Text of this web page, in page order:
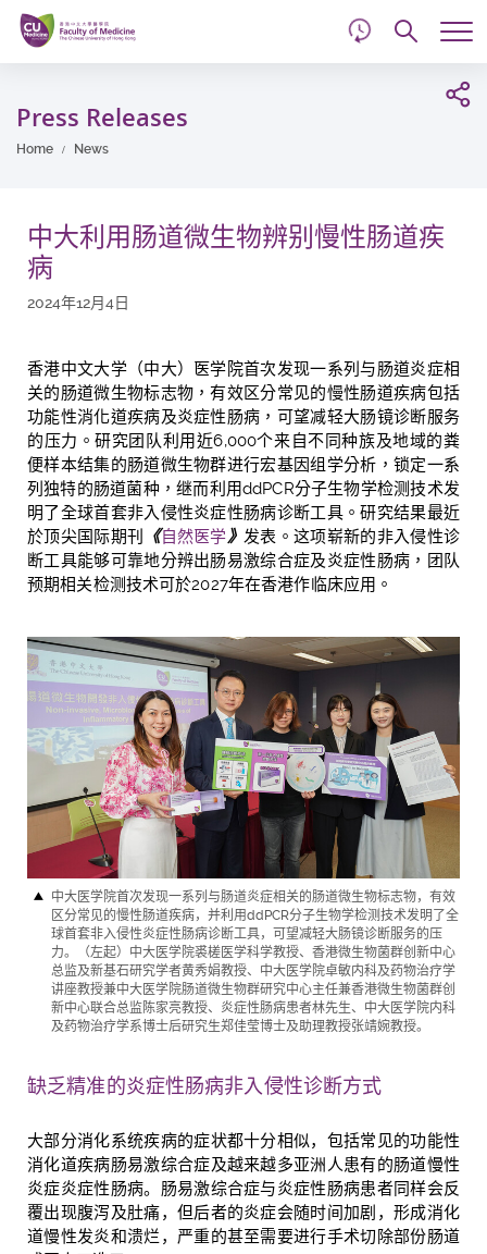
Skip
main
content
Press Releases
Home News
中大利用肠道微生物辨别慢性肠道疾
病
2024年12月4日
香港中文大学（中大）医学院首次发现一系列与肠道炎症相
关的肠道微生物标志物，有效区分常见的慢性肠道疾病包括
功能性消化道疾病及炎症性肠病 ，可望减轻大肠镜诊断服务
的压力。研究团队利用近6,000个来自不同种族及地域的粪
便样本结集的肠道微生物群进行宏基因组学分析，锁定一系
列独特的肠道菌种，继而利用ddPCR分子生物学检测技术发
明了全球首套非入侵性炎症性肠病诊断工具。研究结果最近
於顶尖国际期刊
《自然医学》发表。这项崭新的非入侵性诊
断工具能够可靠地分辨出肠易激综合症及炎症性肠病，团队
预期相关检测技术可於2027年在香港作临床应用。
中大医学院首次发现一系列与肠道炎症相关的肠道微生物标志物，有效
区分常见的慢性肠道疾病，并利用ddPCR分子生物学检测技术发明了全
球首套非入侵性炎症性肠病诊断工具，可望减轻大肠镜诊断服务的压
力。（左起）中大医学院裘槎医学科学教授、香港微生物菌群创新中心
总监及新基石研究学者黄秀娟教授、中大医学院卓敏内科及药物治疗学
讲座教授兼中大医学院肠道微生物群研究中心主任兼香港微生物菌群创
新中心联合总监陈家亮教授、炎症性肠病患者林先生、中大医学院内科
及药物治疗学系博士后研究生郑佳莹博士及助理教授张靖婉教授。
缺乏精准的炎症性肠病非入侵性诊断方式
大部分消化系统疾病的症状都十分相似，包括常见的功能性
消化道疾病肠易激综合症及越来越多亚洲人患有的肠道慢性
炎症炎症性肠病。肠易激综合症与炎症性肠病患者同样会反
覆出现腹泻及肚痛，但后者的炎症会随时间加剧，形成消化
道慢性发炎和溃烂，严重的甚至需要进行手术切除部份肠道